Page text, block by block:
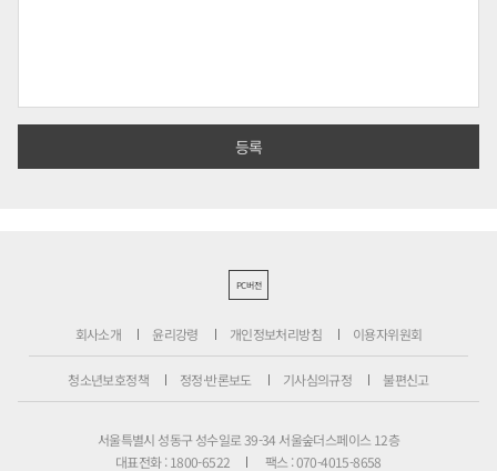
PC버전
회사소개 윤리강령 개인정보처리방침 이용자위원회
청소년보호정책 정정·반론보도 기사심의규정 불편신고
서울특별시 성동구 성수일로 39-34 서울숲더스페이스 12층
대표전화 : 1800-6522
팩스 : 070-4015-8658